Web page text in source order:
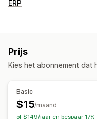
ERP
Synchronisatie van
Prijs
Kies het abonnement dat
Basic
$15/maand
of $149/jaar en bespaar 17%